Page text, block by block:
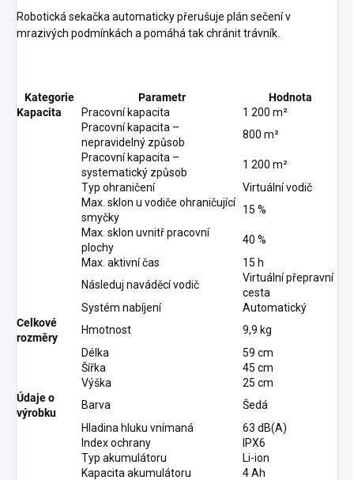
Robotická sekačka automaticky přerušuje plán sečení v
mrazivých podmínkách a pomáhá tak chránit trávník.
Kategorie Parametr
Hodnota
Kapacita
Pracovní kapacita
1 200 m²
Pracovní kapacita –
nepravidelný způsob
800 m²
Pracovní kapacita –
systematický způsob
1 200 m²
Typ ohraničení
Virtuální vodič
Max. sklon u vodiče ohraničující
smyčky
15 %
Max. sklon uvnitř pracovní
plochy
40 %
Max. aktivní čas
15 h
Následuj naváděcí vodič
Virtuální přepravní
cesta
Systém nabíjení
Automatický
Celkové
rozměry
Hmotnost
9,9 kg
Délka
59 cm
Šířka
45 cm
Výška
25 cm
Údaje o
výrobku
Barva
Šedá
Hladina hluku vnímaná
63 dB(A)
Index ochrany
IPX6
Typ akumulátoru
Li-ion
Kapacita akumulátoru
4 Ah